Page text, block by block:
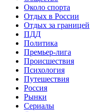
Около спорта
Отдых в России
Отдых за границей
ПДД
Политика
Премьер-лига
Происшествия
Психология
Путешествия
Россия
Рынки
Сериалы